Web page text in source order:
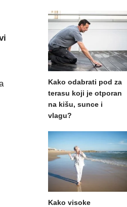
Kako odabrati pod za
terasu koji je otporan
na kišu, sunce i
vlagu?
Kako visoke